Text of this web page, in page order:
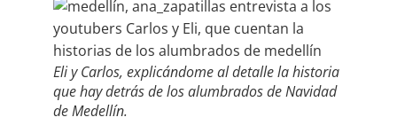
Eli y Carlos, explicándome al detalle la historia
que hay detrás de los alumbrados de Navidad
de Medellín.